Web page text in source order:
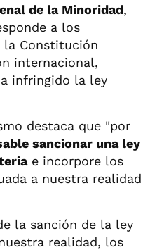
de la Minoridad,
a los
la Constitución
internacional,
infringido la ley
destaca que "por
sancionar una ley
e incorpore los
a nuestra realidad
la sanción de la ley
realidad, los